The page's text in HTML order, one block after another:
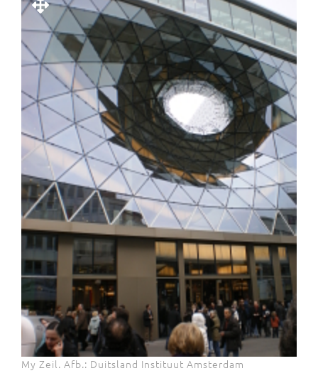
My Zeil. Afb.: Duitsland Instituut Amsterdam